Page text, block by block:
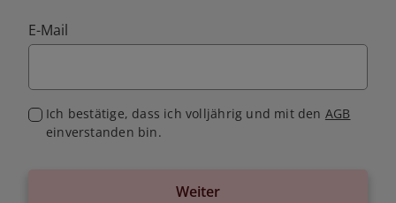
E-Mail
Ich bestätige, dass ich volljährig und mit den AGB
einverstanden bin.
Weiter